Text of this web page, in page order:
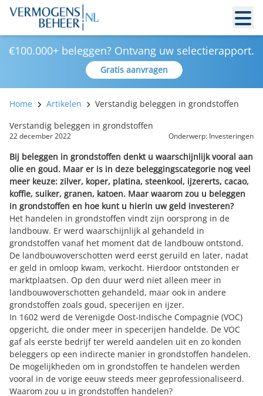
€100.000+ beleggen? Ontvang uw selectierapport.
Gratis aanvragen
Home Artikelen
Verstandig beleggen in grondstoffen
Verstandig beleggen in grondstoffen
22 december 2022 Onderwerp: Investeringen
Bij beleggen in grondstoffen denkt u waarschijnlijk vooral aan
olie en goud. Maar er is in deze beleggingscategorie nog veel
meer keuze: zilver, koper, platina, steenkool, ijzererts, cacao,
koffie, suiker, granen, katoen. Maar waarom zou u beleggen
in grondstoffen en hoe kunt u hierin uw geld investeren?
Het handelen in grondstoffen vindt zijn oorsprong in de
landbouw. Er werd waarschijnlijk al gehandeld in
grondstoffen vanaf het moment dat de landbouw ontstond.
De landbouwoverschotten werd eerst geruild en later, nadat
er geld in omloop kwam, verkocht. Hierdoor ontstonden er
marktplaatsen. Op den duur werd niet alleen meer in
landbouwoverschotten gehandeld, maar ook in andere
grondstoffen zoals goud, specerijen en ijzer.
In 1602 werd de Verenigde Oost-Indische Compagnie (VOC)
opgericht, die onder meer in specerijen handelde. De VOC
gaf als eerste bedrijfter wereld aandelen uit en zo konden
beleggers op een indirecte manier in grondstoffen handelen.
De mogelijkheden om in grondstoffen te handelen werden
vooral in de vorige eeuw steeds meer geprofessionaliseerd.
Waarom zou u in grondstoffen handelen?